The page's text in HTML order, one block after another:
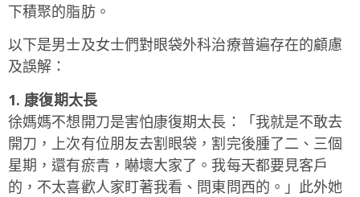
下積聚的脂肪。
以下是男士及女士們對眼袋外科治療普遍存在的顧慮
及誤解：
1. 康復期太長
徐媽媽不想開刀是害怕康復期太長：「我就是不敢去
開刀，上次有位朋友去割眼袋，割完後腫了二、三個
星期，還有瘀青，嚇壞大家了。我每天都要見客戶
的，不太喜歡人家盯著我看、問東問西的。」此外她